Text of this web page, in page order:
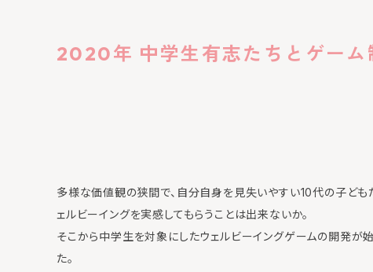
2020年 中学生有志たちとゲーム
多様な価値観の狭間で、自分自身を見失いやすい10代の子ども
ェルビーイングを実感してもらうことは出来ないか。
そこから中学生を対象にしたウェルビーイングゲームの開発が
た。